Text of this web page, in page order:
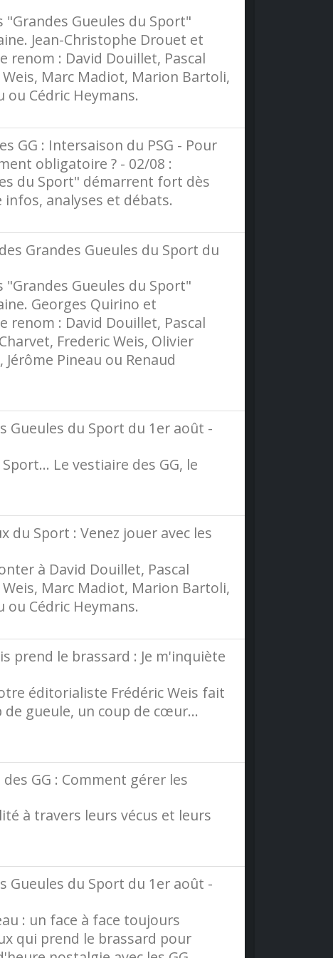
"Grandes Gueules du Sport"
Jean-Christophe Drouet et
: David Douillet, Pascal
Marc Madiot, Marion Bartoli,
ou Cédric Heymans.
GG : Intersaison du PSG - Pour
obligatoire ? - 02/08 :
du Sport" démarrent fort dès
analyses et débats.
Grandes Gueules du Sport du
"Grandes Gueules du Sport"
Georges Quirino et
: David Douillet, Pascal
Frederic Weis, Olivier
Pineau ou Renaud
Gueules du Sport du 1er août -
Le vestiaire des GG, le
du Sport : Venez jouer avec les
à David Douillet, Pascal
Marc Madiot, Marion Bartoli,
ou Cédric Heymans.
prend le brassard : Je m'inquiète
éditorialiste Frédéric Weis fait
de gueule, un coup de cœur…
GG : Comment gérer les
à travers leurs vécus et leurs
Gueules du Sport du 1er août -
: un face à face toujours
qui prend le brassard pour